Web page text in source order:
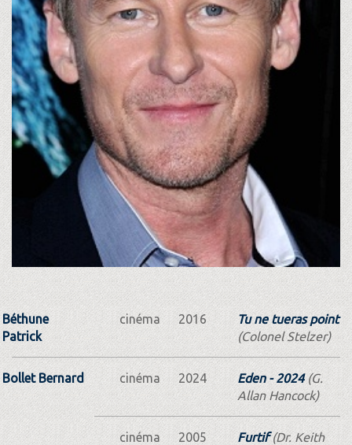
Béthune
Patrick
cinéma 2016
Tu ne tueras point
(Colonel Stelzer)
Bollet Bernard cinéma 2024 Eden - 2024(G.
Allan Hancock)
cinéma 2005 Furtif(Dr. Keith